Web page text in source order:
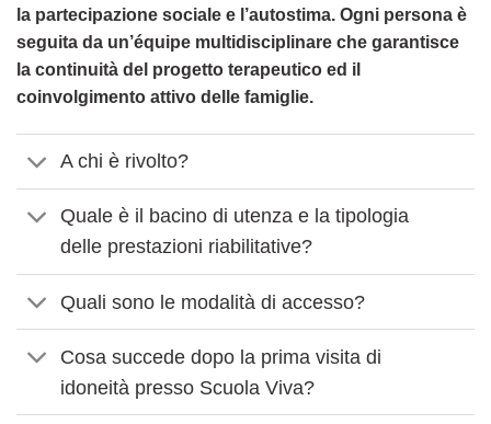
la partecipazione sociale e l’autostima. Ogni persona è
seguita da un’équipe multidisciplinare che garantisce
la continuità del progetto terapeutico ed il
coinvolgimento attivo delle famiglie.
A chi è rivolto?
Quale è il bacino di utenza e la tipologia
delle prestazioni riabilitative?
Quali sono le modalità di accesso?
Cosa succede dopo la prima visita di
idoneità presso Scuola Viva?